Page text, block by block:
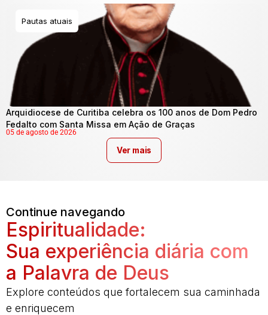
Pautas atuais
Arquidiocese de Curitiba celebra os 100 anos de Dom Pedro
Fedalto com Santa Missa em Ação de Graças
05 de agosto de 2026
Ver mais
Continue navegando
Espiritualidade:
Sua experiência diária com
a Palavra de Deus
Explore conteúdos que fortalecem sua caminhada
e enriquecem